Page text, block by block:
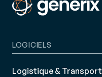
LOGICIELS
Logistique & Transport